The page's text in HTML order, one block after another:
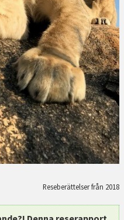
Reseberättelser från 2018